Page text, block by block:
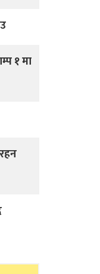
१ मा